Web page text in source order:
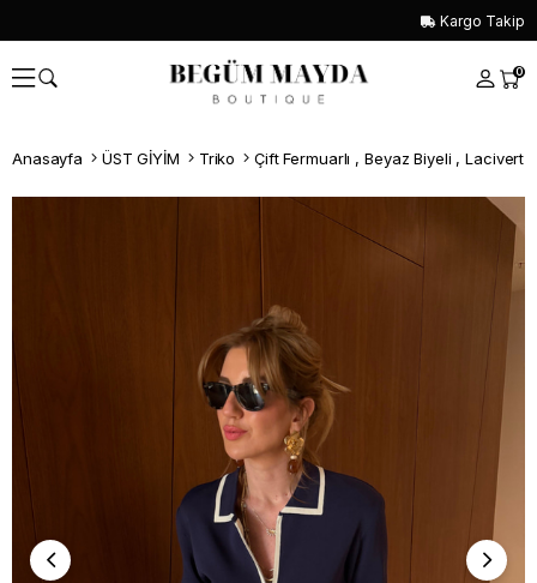
Kargo Takip
0
Anasayfa ÜST GİYİM Triko Çift Fermuarlı , Beyaz Biyeli , Lacivert